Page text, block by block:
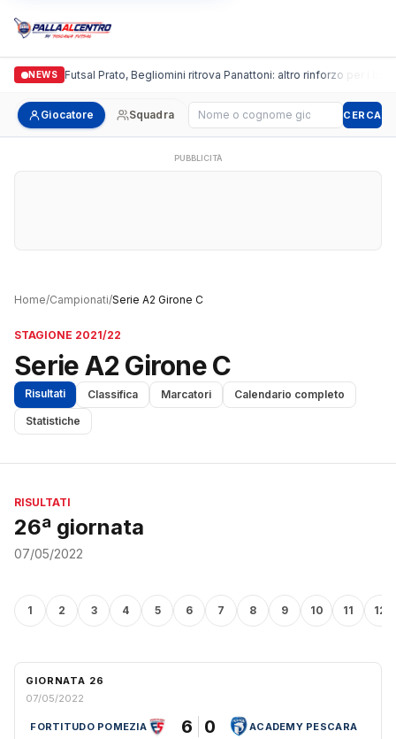
NEWS
Italgronda Futsal Prato, Begliomini ritrova Panattoni: altro rinforzo per i
Giocatore Squadra Cerca giocatore CERCA
PUBBLICITÀ
Home/Campionati/Serie A2 Girone C
STAGIONE 2021/22
Serie A2 Girone C
Risultati Classifica Marcatori
Calendario completo
Statistiche
RISULTATI
26ª giornata
07/05/2022
1 2 3 4 5 6 7 8 9 10 11 12
GIORNATA 26
07/05/2022
FORTITUDO POMEZIA 6 0 ACADEMY PESCARA